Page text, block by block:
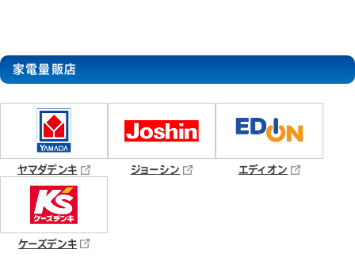
家電量販店
ヤマダデンキ ジョーシン エディオン
ケーズデンキ